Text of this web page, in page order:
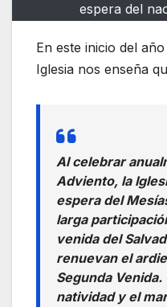
espera del
En este inicio del
Iglesia nos enseña
Al celebrar
Adviento, la
espera del
larga
venida del
renuevan el
Segunda
natividad y el